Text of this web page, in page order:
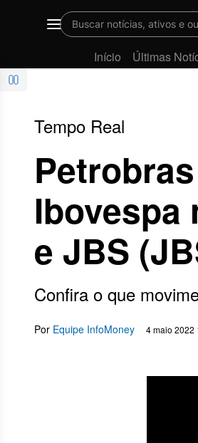
Menu
Buscar notícias, ativos e
Início Últimas
Tempo Real
Ibovespa
e JBS
Confira o que
Por Equipe InfoMoney 4 maio 2022